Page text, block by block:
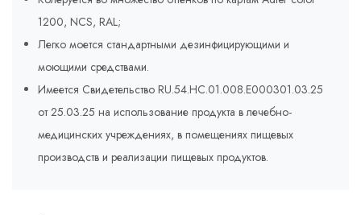
1200, NCS, RAL;
Легко моется стандартными дезинфицирующими и
моющими средствами.
Имеется Свидетельство RU.54.HC.01.008.E000301.03.25
от 25.03.25 на использование продукта в лечебно-
медицинских учреждениях, в помещениях пищевых
производств и реализации пищевых продуктов.